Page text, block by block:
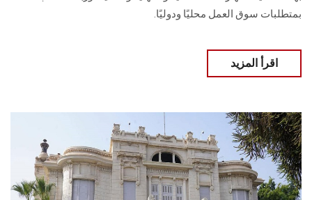
بمتطلبات سوق العمل محليًا ودوليًا.
اقرأ المزيد